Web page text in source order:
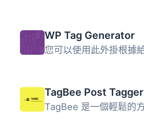
WP Tag Generator
TagΒee Post Tagger